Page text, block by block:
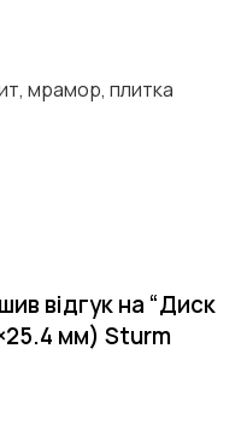
мрамор, плитка
відгук на “Диск
мм) Sturm